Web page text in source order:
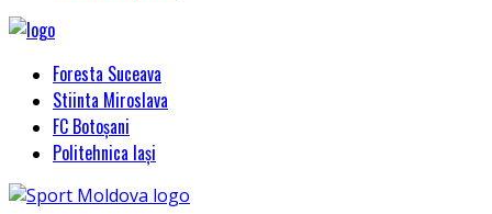
Foresta Suceava
Stiinta Miroslava
FC Botoșani
Politehnica Iași